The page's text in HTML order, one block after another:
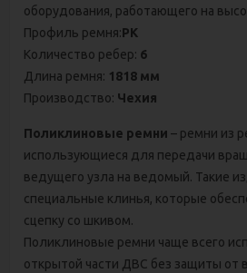
оборудования, работающего на
Профиль ремня:PK
Количество ребер: 6
Длина ремня: 1818 мм
Производство: Чехия
Поликлиновые ремни – ремни из
использующиеся для передачи
ведущего узла на ведомый. Такие
специальные клинья, которые
сцепку со шкивом.
Поликлиновые ремни чаще всего
открытой части ДВС без защиты от